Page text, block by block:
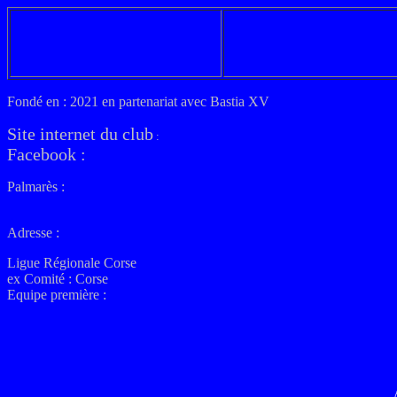
Fondé en : 2021 en partenariat avec Bastia XV
Site internet du club :
Facebook :
Palmarès :
Adresse :
Ligue Régionale Corse
ex Comité : Corse
Equipe première :